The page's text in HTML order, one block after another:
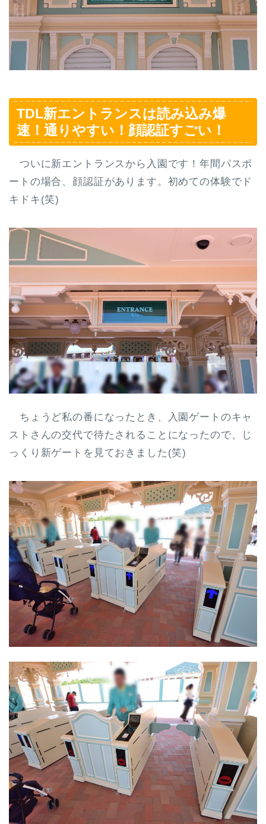
TDL新エントランスは読み込み爆
速！通りやすい！顔認証すごい！
ついに新エントランスから入園です！年間パスポ
ートの場合、顔認証があります。初めての体験でド
キドキ(笑)
ちょうど私の番になったとき、入園ゲートのキャ
ストさんの交代で待たされることになったので、じ
っくり新ゲートを見ておきました(笑)